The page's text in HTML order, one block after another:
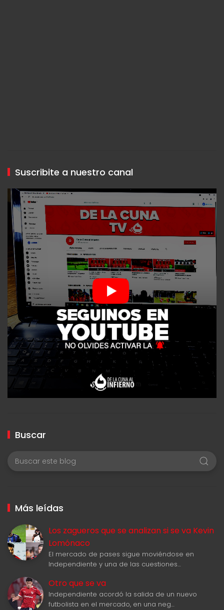
Suscribite a nuestro canal
Buscar
Más leídas
Los zagueros que se analizan si se va Kevin
Lomónaco
El mercado de pases sigue moviéndose en
Independiente y una de las cuestiones…
Otro que se va
Independiente acordó la salida de un nuevo
futbolista en el mercado, en una neg…